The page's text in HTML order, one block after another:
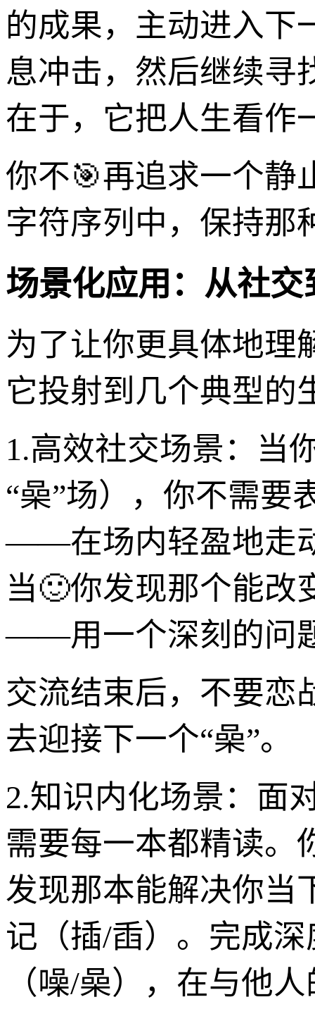
的成果，主动进入下
息冲击，然后继续寻
在于，它把人生看作
你不🎯再追求一个静
字符序列中，保持那
场景化应用：从社交
为了让你更具体地理
它投射到几个典型的
1.高效社交场景：当
“喿”场），你不需要
——在场内轻盈地走
当🙂你发现那个能改
——用一个深刻的问
交流结束后，不要恋
去迎接下一个“喿”。
2.知识内化场景：面
需要每一本都精读。
发现那本能解决你当
记（插/臿）。完成
（噪/喿），在与他